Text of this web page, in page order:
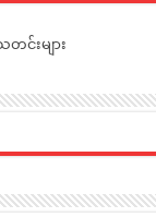
းများ